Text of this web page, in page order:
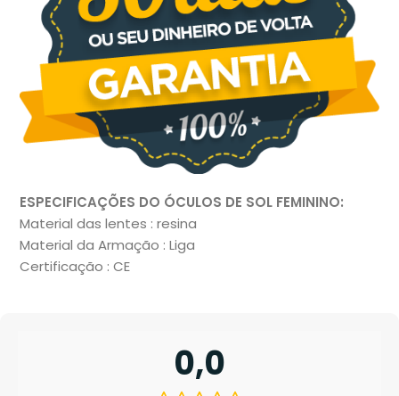
ESPECIFICAÇÕES DO ÓCULOS DE SOL FEMININO:
Material das lentes : resina
Material da Armação : Liga
Certificação : CE
0,0